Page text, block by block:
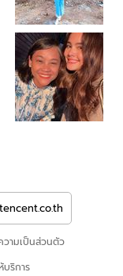
วามเป็นส่วนตัว
บริการ